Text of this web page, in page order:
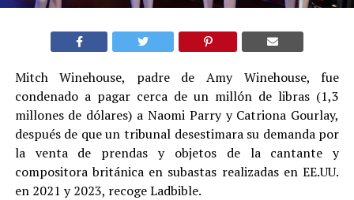
Mitch Winehouse, padre de Amy Winehouse, fue
condenado a pagar cerca de un millón de libras (1,3
millones de dólares) a Naomi Parry y Catriona Gourlay,
después de que un tribunal desestimara su demanda por
la venta de prendas y objetos de la cantante y
compositora británica en subastas realizadas en EE.UU.
en 2021 y 2023, recoge Ladbible.